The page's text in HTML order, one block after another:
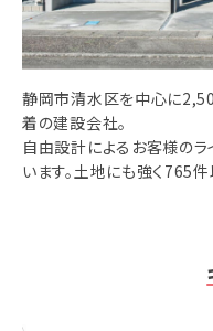
よくある
ご利用案
静岡市清水区を中心に
着の建設会社。
自由設計によるお客様のラ
います。土地にも強く765